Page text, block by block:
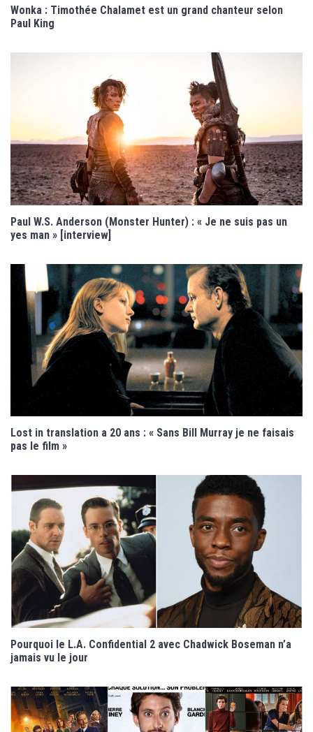
Wonka : Timothée Chalamet est un grand chanteur selon
Paul King
Paul W.S. Anderson (Monster Hunter) : « Je ne suis pas un
yes man » [interview]
Lost in translation a 20 ans : « Sans Bill Murray je ne faisais
pas le film »
Pourquoi le L.A. Confidential 2 avec Chadwick Boseman n’a
jamais vu le jour